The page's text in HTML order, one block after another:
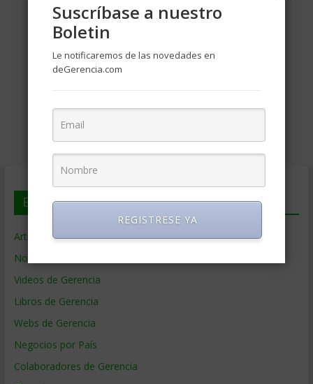
En deGerencia.com
Artículos de Gerencia
Noticias de Gerencia
Videos de Gerencia
Libros de Gerencia
Webs de Gerencia
Negocios por País
Colaboradores de Gerencia
Suscríbase a nuestro
Boletin
Le notificaremos de las novedades en
deGerencia.com
REGISTRESE YA